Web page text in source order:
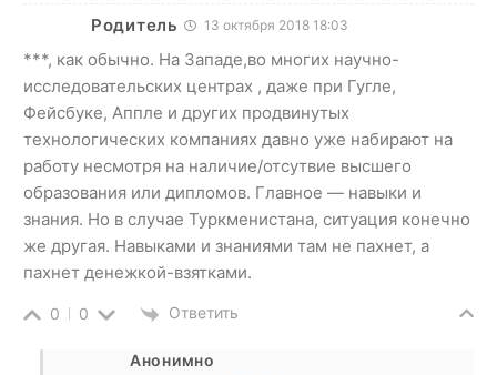
Родитель 13 октября 2018 18:03
***, как обычно. На Западе,во многих научно-
исследовательских центрах , даже при Гугле,
Фейсбуке, Аппле и других продвинутых
технологических компаниях давно уже набирают на
работу несмотря на наличие/отсутвие высшего
образования или дипломов. Главное — навыки и
знания. Но в случае Туркменистана, ситуация конечно
же другая. Навыками и знаниями там не пахнет, а
пахнет денежкой-взятками.
0 0 Ответить
Анонимно